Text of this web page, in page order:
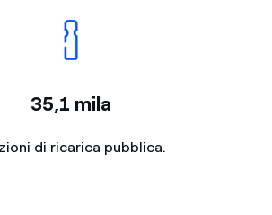
35,1 mila
di ricarica pubblica.